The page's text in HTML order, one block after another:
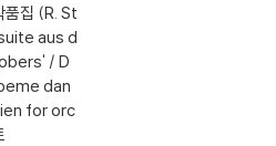
품집 (R. St
aus d
/ D
dan
for orc